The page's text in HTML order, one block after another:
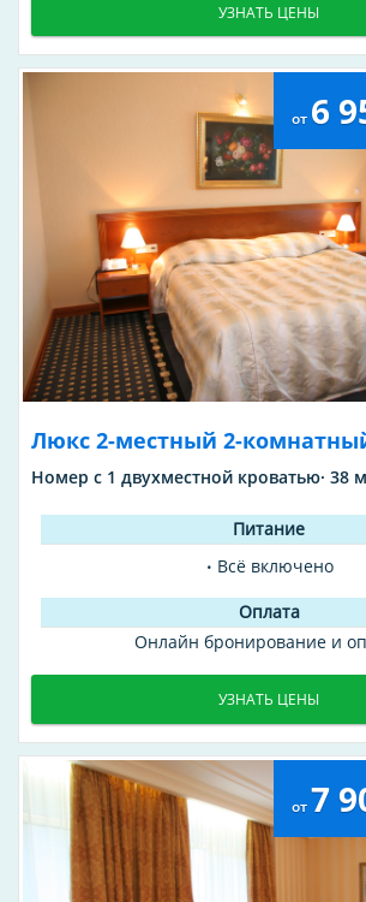
УЗНАТЬ ЦЕНЫ
от 6
Люкс 2-местный 2-
Номер с 1 двухместной кроватью· 38 м
Всё включено
Онлайн бронирование и
УЗНАТЬ ЦЕНЫ
от7